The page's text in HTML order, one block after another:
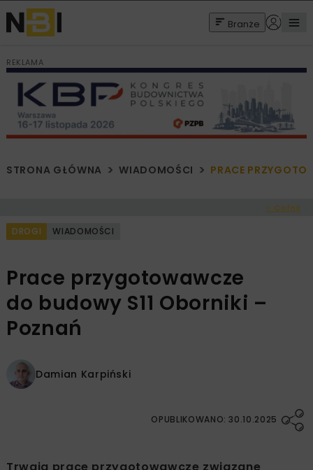
Branże
REKLAMA
STRONA GŁÓWNA WIADOMOŚCI PRACE
< Cofnij
DROGI WIADOMOŚCI
Prace przygotowawcze
do budowy S11 Oborniki –
Poznań
Damian Karpiński
OPUBLIKOWANO: 30.10.2025